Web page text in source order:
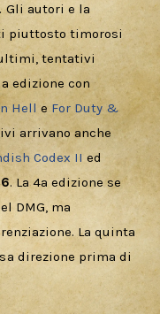
Gli autori e la
piuttosto timorosi
tentativi
edizione con
Hell e For Duty &
arrivano anche
Codex II ed
. La 4a edizione se
DMG, ma
La quinta
direzione prima di